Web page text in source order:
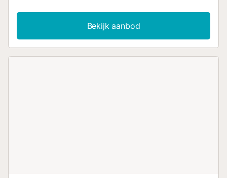
tijdens het verblijf. Er is wifi, snelle wifi geschikt voor
videogesprekken en een buitendouche. Geniet buiten van
jullie eigen balkon of ontspan in de gedeelde tuin. Ook is er
een gedeeld buitenzwembad waar jullie gebruik van
Bekijk aanbod